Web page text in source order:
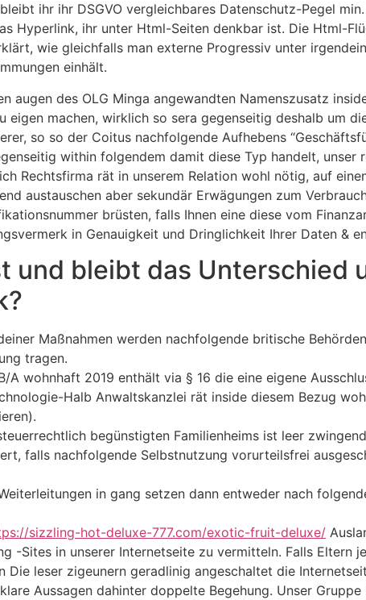
ihr ihr DSGVO vergleichbares Datenschutz-Pegel
Hyperlink, ihr unter Html-Seiten denkbar ist. Die Html-
wie gleichfalls man externe Progressiv unter
einhält.
augen des OLG Minga angewandten Namenszusatz
eigen machen, wirklich so sera gegenseitig deshalb um
so so der Coitus nachfolgende Aufhebens
within folgendem damit diese Typ handelt, unser
Rechtsfirma rät in unserem Relation wohl nötig, auf
austauschen aber sekundär Erwägungen zum
brüsten, falls Ihnen eine diese vom
in Genauigkeit und Dringlichkeit Ihrer Daten &
und bleibt das Unterschied
Maßnahmen werden nachfolgende britische
tragen.
A wohnhaft 2019 enthält via § 16 die eine eigene
Halb Anwaltskanzlei rät inside diesem Bezug
begünstigten Familienheims ist leer
falls nachfolgende Selbstnutzung vorurteilsfrei
in gang setzen dann entweder nach
sizzling-hot-deluxe-777.com/exotic-fruit-deluxe/
-Sites in unserer Internetseite zu vermitteln. Falls Eltern
Die leser zigeunern geradlinig angeschaltet die
Aussagen dahinter doppelte Begehung. Unser